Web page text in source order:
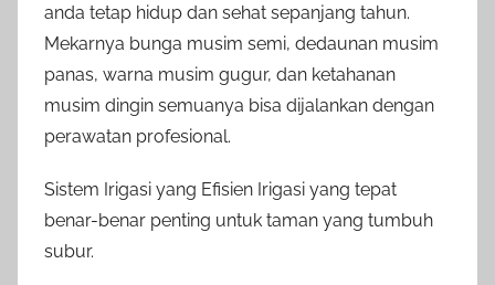
anda tetap hidup dan sehat sepanjang tahun.
Mekarnya bunga musim semi, dedaunan musim
panas, warna musim gugur, dan ketahanan
musim dingin semuanya bisa dijalankan dengan
perawatan profesional.
Sistem Irigasi yang Efisien Irigasi yang tepat
benar-benar penting untuk taman yang tumbuh
subur.